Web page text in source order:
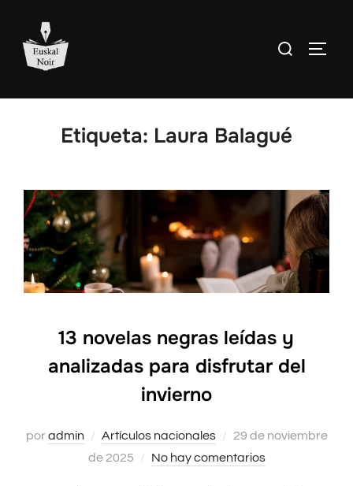
contenido
Buscar:
Etiqueta: Laura Balagué
13 novelas negras leídas y
analizadas para disfrutar del
invierno
poradmin Artículos nacionales
Publicado
el
29 de noviembre
de 2025
No hay comentarios